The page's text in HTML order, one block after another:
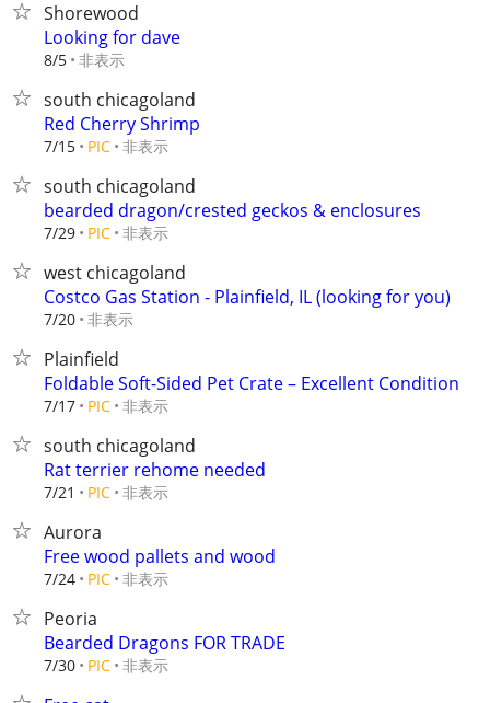
Shorewood
Looking for dave
8/5 非表示
south chicagoland
Red Cherry Shrimp
7/15 PIC 非表示
south chicagoland
bearded dragon/crested geckos & enclosures
7/29 PIC 非表示
west chicagoland
Costco Gas Station - Plainfield, IL (looking for you)
7/20 非表示
Plainfield
Foldable Soft-Sided Pet Crate – Excellent Condition
7/17 PIC 非表示
south chicagoland
Rat terrier rehome needed
7/21 PIC 非表示
Aurora
Free wood pallets and wood
7/24 PIC 非表示
Peoria
Bearded Dragons FOR TRADE
7/30 PIC 非表示